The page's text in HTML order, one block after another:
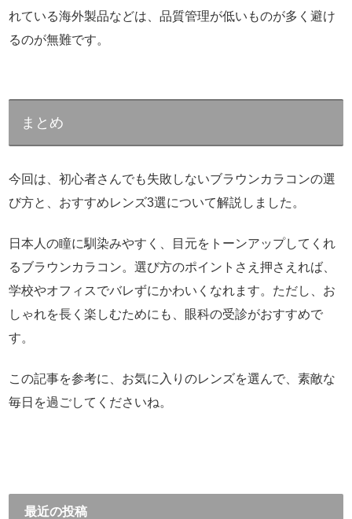
れている海外製品などは、品質管理が低いものが多く避け
るのが無難です。
まとめ
今回は、初心者さんでも失敗しないブラウンカラコンの選
び方と、おすすめレンズ3選について解説しました。
日本人の瞳に馴染みやすく、目元をトーンアップしてくれ
るブラウンカラコン。選び方のポイントさえ押さえれば、
学校やオフィスでバレずにかわいくなれます。ただし、お
しゃれを長く楽しむためにも、眼科の受診がおすすめで
す。
この記事を参考に、お気に入りのレンズを選んで、素敵な
毎日を過ごしてくださいね。
最近の投稿